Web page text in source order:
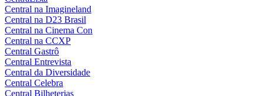
Central na Imagineland
Central na D23 Brasil
Central na Cinema Con
Central na CCXP
Central Gastrô
Central Entrevista
Central da Diversidade
Central Celebra
Central Bilheterias